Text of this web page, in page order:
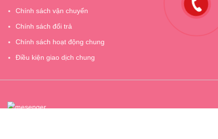
Chính sách vận chuyển
Chính sách đổi trả
Chính sách hoạt động chung
Điều kiện giao dịch chung